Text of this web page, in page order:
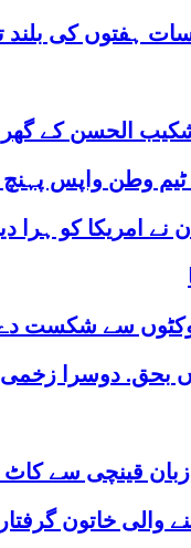
ہفتوں کی بلند
الحسن کے گھر
وطن واپس پہنچ
امریکا کو ہرا
بحق. دوسرا زخمی
زبان قینچی سے
والی خاتون گرفتار